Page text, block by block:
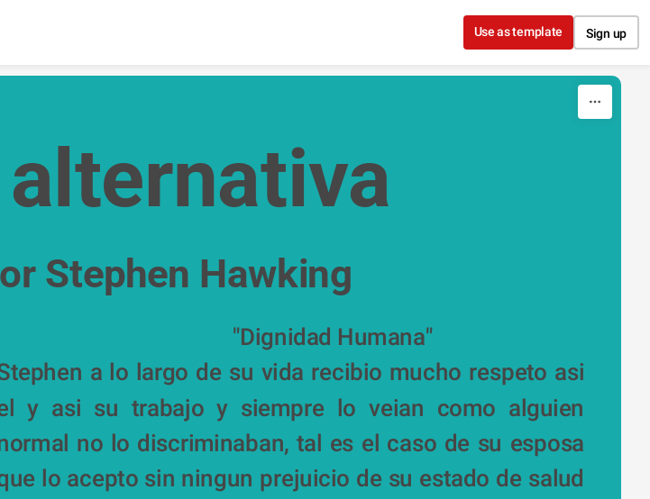
Use as template Sign up
Stephen Hawking
               "Dignidad Humana"
a lo largo de su vida recibio mucho respeto asi
y asi su trabajo y siempre lo veian como alguien
no lo discriminaban, tal es el caso de su esposa
lo acepto sin ningun prejuicio de su estado de salud